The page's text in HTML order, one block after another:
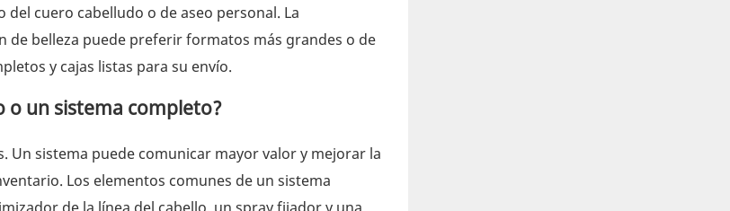
cuero cabelludo o de aseo personal. La
de belleza puede preferir formatos más grandes o de
y cajas listas para su envío.
o un sistema completo?
Un sistema puede comunicar mayor valor y mejorar la
Los elementos comunes de un sistema